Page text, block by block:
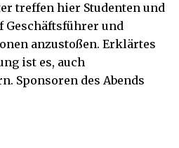
treffen hier Studenten und
Geschäftsführer und
anzustoßen. Erklärtes
ist es, auch
Sponsoren des Abends